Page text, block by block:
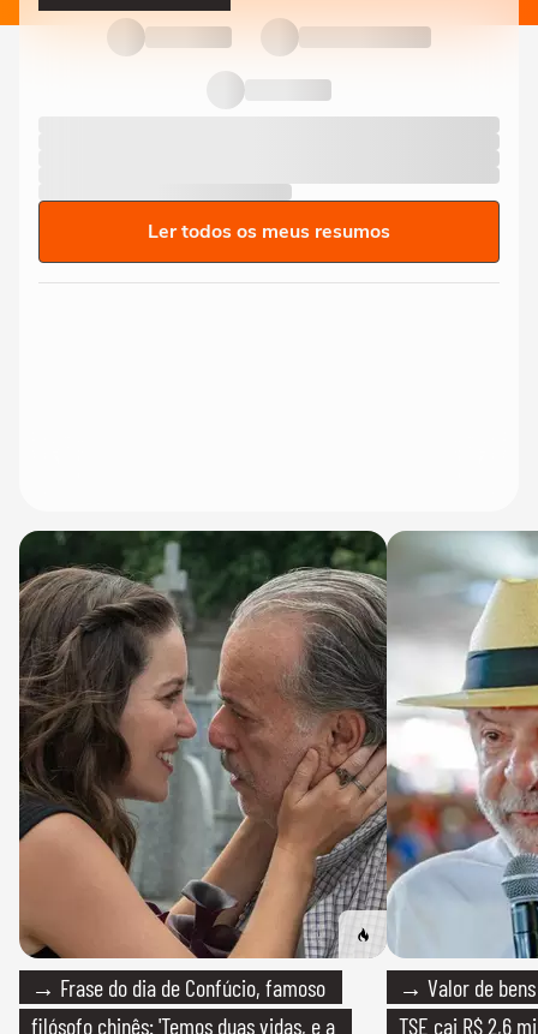
Ler todos os meus resumos
→ Frase do dia de Confúcio, famoso
filósofo chinês: 'Temos duas vidas, e a
→ Valor de
TSE cai R$ 2,6